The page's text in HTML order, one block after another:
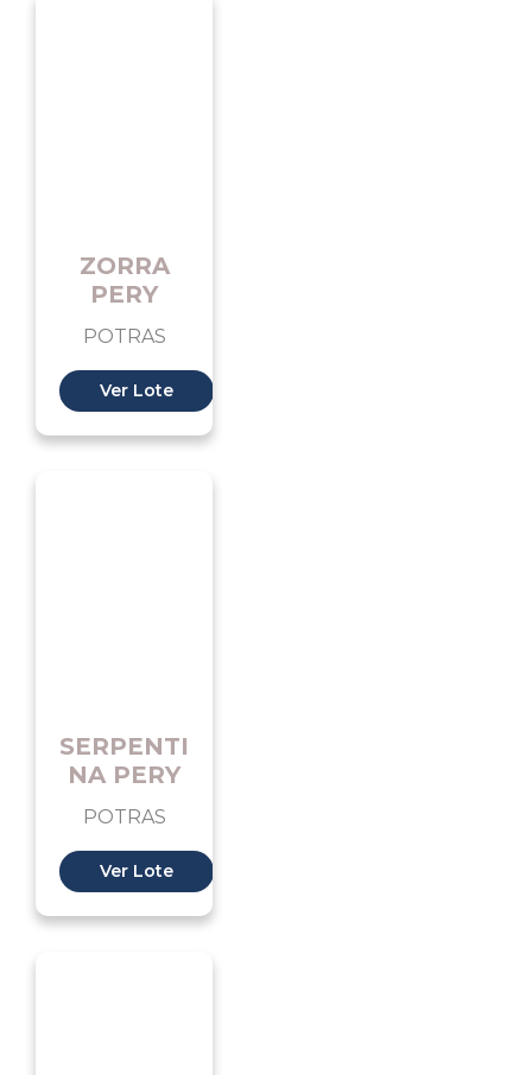
ZORRA
PERY
POTRAS
Ver Lote
SERPENTI
NA PERY
POTRAS
Ver Lote